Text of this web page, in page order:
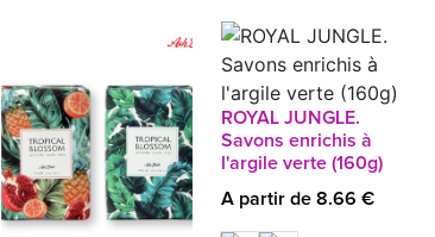
ROYAL JUNGLE.
Savons enrichis à
l'argile verte (160g)
A partir de 8.66 €